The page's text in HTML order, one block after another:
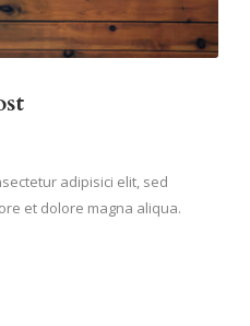
adipisici elit, sed
et dolore magna aliqua.